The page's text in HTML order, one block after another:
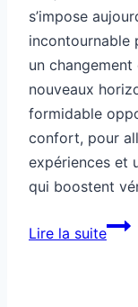
s’impose
incontournable
un
nouveaux
formidable
confort, pour
expériences et
qui boostent
Lire la suite